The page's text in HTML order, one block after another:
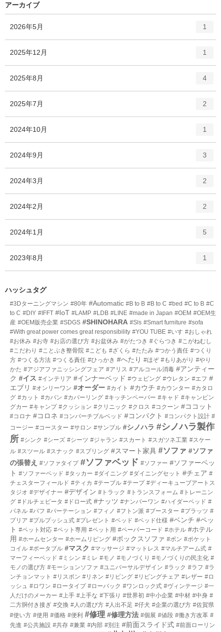
アーカイブ
2026年5月
リ
ー
1
2025年12月
ー
1
2025年8月
ー
数
4
2025年7月
リ
ー
2
2024年10月
ー
1
2024年9月
ー
3
2024年3月
ー
2
2024年2月
ー
2
2024年1月
ー
5
2023年8月
リ
数
1
ハッシュタグ
#3Dターニングマシン #80年 #Automatic #B to B #B to C #bed #C to B #C
to C #DIY #IFFT #IoT #LAMP #LDB #LINE #made in Japan #OEM #OEM生
産 #OEM販売企業 #SDGS #SHINOHARA #Sls #Smart furniture #sofa
#With great power comes great responsibility #YOU TUBE #いす #おしゃれ
#お休み #お寺 #お店の選び方 #お盆休み #がたつき #ぐらつき #こがねむし
#こだわり #ことぶき整骨院 #こども #ざくら #たたみ #つかう責任 #つくり
方 #つくる方法 #つくる責任 #ひっかき #へたり #ほぞ #もりあがり #やり
かた #アジアファニッシングフェア #アリス #アルコール消毒 #アンティー
ク #イス #インテリア #インナーベッド #ウェピング #ウレタン #エフ #
エブリ #オンリーワン #オーダー #カイト #カウチ #カウンター #カタロ
グ #カット #カバン #カバーリング #キッチンペーパー #キャド #キャンピン
グカー #キャンプ #クッション #クリニック #クロス #コクーン #ココット
#コロナ #コロネ #コンバーチブルベッド #コンパクト #コンパクト設計 #
コージー #コースター #サロン #サンプル #シノハラ #シノハラ製作
所 #シンク #シーズ #シーツ #ジャラン #スカート #スガツネ工業 #スケー
ル #スツール #スナック #スプリング #スマート家具 #ソファ #ソファ
の張替え #ソファタイプ #ソファベッド #ソファー #ソファーベッ
ト #ソファーベッド #タッカー #ダイニング #ダイニングセット #チェア #
チェスターフィールド #ティカ #テーブル #テープ #ディーキューブアートス
タジオ #デザイナー #デザイン #トラック #トランスフォーム #トレーニン
グ #ドルチェビータ #ドロー式 #ナッツ #ナンバーワン #ハイダーベッド #
パネル #パフ #パーテーション #フィノ #フトン派 #ブースター #プラッツ #
プリア #プルプッシュ式 #プレゼント #ベッド #ベッド仕様 #ベンチ #ペッ
ト #ペット対応 #ペット専用 #ペット用 #ペーパーコード #ホテル #ホテル
用 #ホームセンター #ホームリビング #ボックスソファ #ボン #ポケット
コイル #ポータブル #マスク #マッサージ #マットレス #マルチアーム式 #
マーフィーベッド #ミシン #ミレ #モノ #モノづくり #モノづくりの民主化 #
モノの選び方 #モーションソファ #ユニバーサルデザイン #ラック #ラフ #ラ
ンチョンマット #リスボン #リネン #リビング #リビングチェア #レザー #ロ
ッシュ #ロワン #ロータイプ #ローバック #ワンロック式 #ヴィンテージ #一
人だけのメーカー #上手 #上手な #下張り #世界初 #中小企業 #中材 #中身 #
二方胴付き接ぎ #交換 #人の選び方 #人出不足 #仔犬 #企業の選び方 #佐賀県
#使い方 #使用 #価格 #便利 #修理 #修理方法 #個展 #値段 #働き方改革 #
先進 #公共施設 #共存 #兼業 #内部 #別注 #前面スライド式 #前面ローリン